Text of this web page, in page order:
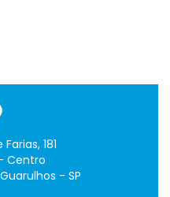
181
Centro
- SP